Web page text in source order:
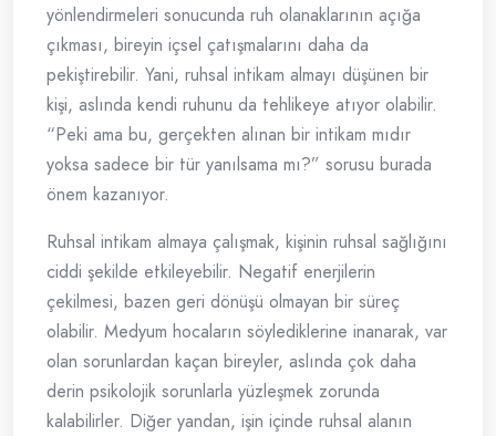
yönlendirmeleri sonucunda ruh olanaklarının açığa
çıkması, bireyin içsel çatışmalarını daha da
pekiştirebilir. Yani, ruhsal intikam almayı düşünen bir
kişi, aslında kendi ruhunu da tehlikeye atıyor olabilir.
“Peki ama bu, gerçekten alınan bir intikam mıdır
yoksa sadece bir tür yanılsama mı?” sorusu burada
önem kazanıyor.
Ruhsal intikam almaya çalışmak, kişinin ruhsal sağlığını
ciddi şekilde etkileyebilir. Negatif enerjilerin
çekilmesi, bazen geri dönüşü olmayan bir süreç
olabilir. Medyum hocaların söylediklerine inanarak, var
olan sorunlardan kaçan bireyler, aslında çok daha
derin psikolojik sorunlarla yüzleşmek zorunda
kalabilirler. Diğer yandan, işin içinde ruhsal alanın